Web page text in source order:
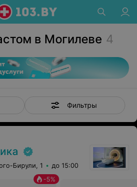
в Могилеве 4
Фильтры
Бирули, 1 до 15:00
-5%